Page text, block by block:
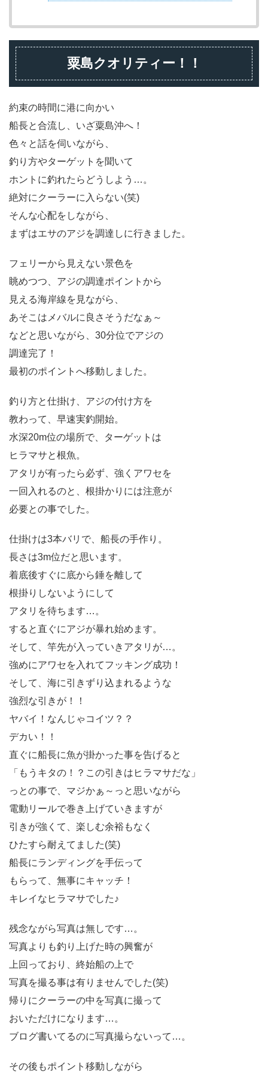
粟島クオリティー！！
約束の時間に港に向かい
船長と合流し、いざ粟島沖へ！
色々と話を伺いながら、
釣り方やターゲットを聞いて
ホントに釣れたらどうしよう…。
絶対にクーラーに入らない(笑)
そんな心配をしながら、
まずはエサのアジを調達しに行きました。
フェリーから見えない景色を
眺めつつ、アジの調達ポイントから
見える海岸線を見ながら、
あそこはメバルに良さそうだなぁ～
などと思いながら、30分位でアジの
調達完了！
最初のポイントへ移動しました。
釣り方と仕掛け、アジの付け方を
教わって、早速実釣開始。
水深20m位の場所で、ターゲットは
ヒラマサと根魚。
アタリが有ったら必ず、強くアワセを
一回入れるのと、根掛かりには注意が
必要との事でした。
仕掛けは3本バリで、船長の手作り。
長さは3m位だと思います。
着底後すぐに底から錘を離して
根掛りしないようにして
アタリを待ちます…。
すると直ぐにアジが暴れ始めます。
そして、竿先が入っていきアタリが…。
強めにアワセを入れてフッキング成功！
そして、海に引きずり込まれるような
強烈な引きが！！
ヤバイ！なんじゃコイツ？？
デカい！！
直ぐに船長に魚が掛かった事を告げると
「もうキタの！？この引きはヒラマサだな」
っとの事で、マジかぁ～っと思いながら
電動リールで巻き上げていきますが
引きが強くて、楽しむ余裕もなく
ひたすら耐えてました(笑)
船長にランディングを手伝って
もらって、無事にキャッチ！
キレイなヒラマサでした♪
残念ながら写真は無しです…。
写真よりも釣り上げた時の興奮が
上回っており、終始船の上で
写真を撮る事は有りませんでした(笑)
帰りにクーラーの中を写真に撮って
おいただけになります…。
ブログ書いてるのに写真撮らないって…。
その後もポイント移動しながら